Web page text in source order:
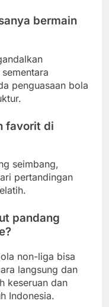
bermain
penguasaan bola
favorit di
seimbang,
pertandingan
pandang
non-liga bisa
langsung dan
keseruan dan
Indonesia.